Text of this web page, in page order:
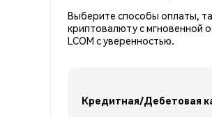
Выберите способы оплаты,
криптовалюту с мгновенной
LCOM с уверенностью.
Кредитная/Дебетовая